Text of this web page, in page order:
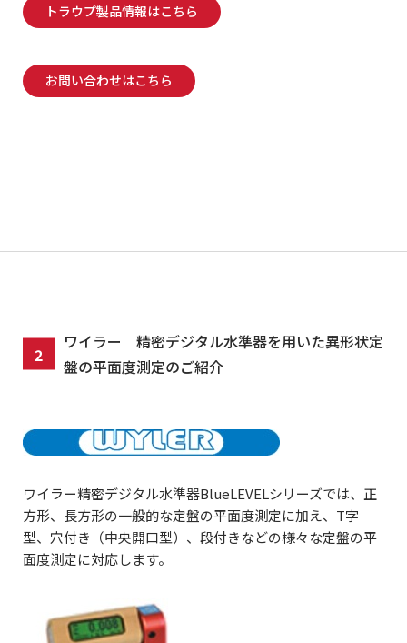
トラウプ製品情報はこちら
お問い合わせはこちら
ワイラー 精密デジタル水準器を用いた異形状定
盤の平面度測定のご紹介
ワイラー精密デジタル水準器BlueLEVELシリーズでは、正
方形、長方形の一般的な定盤の平面度測定に加え、T字
型、穴付き（中央開口型）、段付きなどの様々な定盤の平
面度測定に対応します。